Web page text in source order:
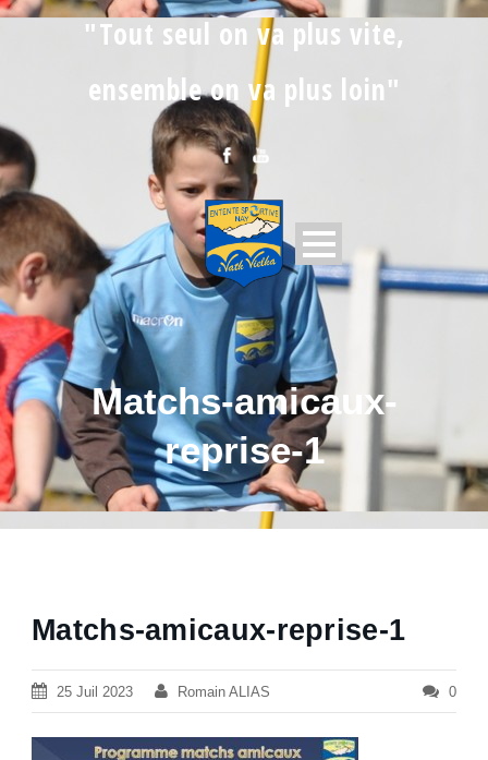
"Tout seul on va plus vite,
ensemble on va plus loin"
Matchs-amicaux-
reprise-1
Matchs-amicaux-reprise-1
25 Juil 2023 Romain ALIAS 0